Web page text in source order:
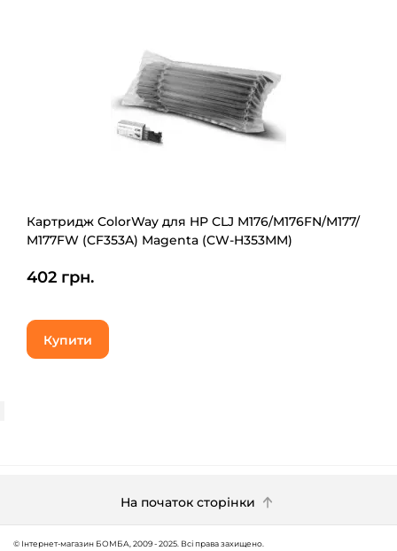
Картридж ColorWay для HP CLJ M176/M176FN/M177/
M177FW (CF353A) Magenta (CW-H353МM)
402 грн.
Купити
На початок сторінки
© Інтернет-магазин БОМБА, 2009 - 2025. Всі права захищено.